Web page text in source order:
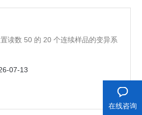
读数 50 的 20 个连续样品的变异系
07-13
在线咨询